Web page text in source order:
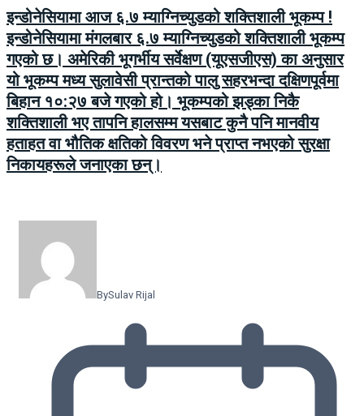
इन्डोनेसियामा आज ६.७ म्याग्निच्युडको शक्तिशाली भूकम्प !
इन्डोनेसियामा मंगलबार ६.७ म्याग्निच्युडको शक्तिशाली भूकम्प
गएको छ। अमेरिकी भूगर्भीय सर्वेक्षण (यूएसजीएस) का अनुसार
यो भूकम्प मध्य सुलावेसी प्रान्तको पालु सहरभन्दा दक्षिणपूर्वमा
बिहान १०:२७ बजे गएको हो। भूकम्पको झड्का निकै
शक्तिशाली भए तापनि हालसम्म यसबाट कुनै पनि मानवीय
हताहत वा भौतिक क्षतिको विवरण भने प्राप्त नभएको सुरक्षा
निकायहरूले जनाएका छन्।
BySulav Rijal